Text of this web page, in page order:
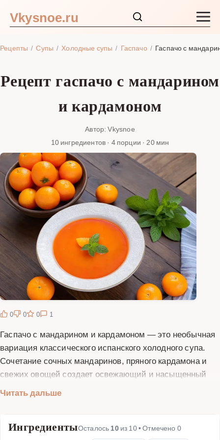
Vkysnoe.ru
Рецепты Супы Холодные супы Гаспачо Гаспачо с
Рецепт гаспачо с мандарином
и кардамоном
Автор: Vkysnoe
10 ингредиентов · 4 порции · 20 мин
0 0 0 1
Гаспачо с мандарином и кардамоном — это необычная
вариация классического испанского холодного супа.
Сочетание сочных мандаринов, пряного кардамона и
свежих овощей создает освежающий и насыщенный
отличается легкостью приготовления и яркими
легкую цитрусовую нотку, а кардамон добавляет
Читать дальше
ИнгредиентыОсталось 10из 10• Отмечено 0